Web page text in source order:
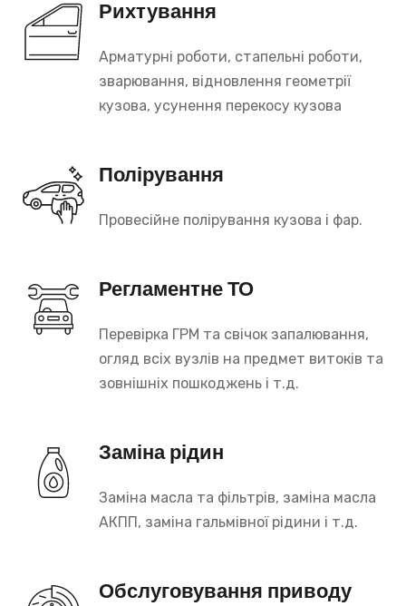
Рихтування
Арматурні роботи, стапельні роботи,
зварювання, відновлення геометрії
кузова, усунення перекосу кузова
Полірування
Провесійне полірування кузова і фар.
Регламентне ТО
Перевірка ГРМ та свічок запалювання,
огляд всіх вузлів на предмет витоків та
зовнішніх пошкоджень і т.д.
Заміна рідин
Заміна масла та фільтрів, заміна масла
АКПП, заміна гальмівної рідини і т.д.
Обслуговування приводу